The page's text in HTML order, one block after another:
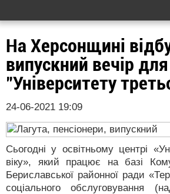
На Херсонщині
випускний вечір
"Університету
24-06-2021 19:09
Сьогодні у освітньому центрі
віку», який працює на базі
Бериславської районної ради
соціального обслуговування